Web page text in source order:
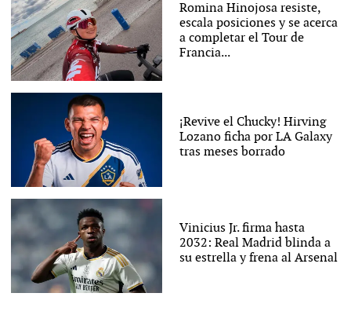
Romina Hinojosa resiste,
escala posiciones y se acerca
a completar el Tour de
Francia...
¡Revive el Chucky! Hirving
Lozano ficha por LA Galaxy
tras meses borrado
Vinicius Jr. firma hasta
2032: Real Madrid blinda a
su estrella y frena al Arsenal